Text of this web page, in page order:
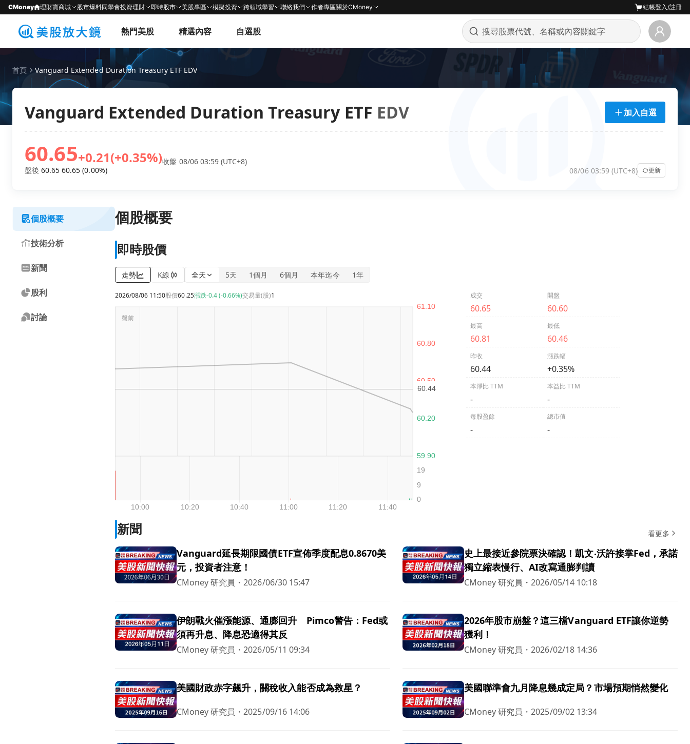
CMoney 理財寶商城 股市爆料同學會投資理財 即時股市 美股專區 模擬投資 跨領域學習 聯絡我們 作者專區關於CMoney 結帳登入/註冊
熱門美股 精選內容 自選股
首頁 Vanguard Extended Duration Treasury ETF EDV
Vanguard Extended Duration Treasury ETF EDV 加入自選
60.65+0.21(+0.35%)收盤 08/06 03:59 (UTC+8)
盤後60.6560.65(0.00%) 08/06 03:59 (UTC+8) 更新
個股概要
技術分析
新聞
股利
討論
個股概要
即時股價
走勢 K線 全天 5天 1個月 6個月 本年迄今 1年
2026/08/06 11:50股價60.25漲跌-0.4 (-0.66%)交易量(股)1 成交
60.65
開盤
60.60
最高
60.81
最低
60.46
昨收
60.44
漲跌幅
+0.35%
本淨比 TTM
-
本益比 TTM
-
每股盈餘
-
總市值
-
新聞 看更多
Vanguard延長期限國債ETF宣佈季度配息0.8670美
元，投資者注意！
CMoney 研究員 ・2026/06/30 15:47
史上最接近參院票決確認！凱文‧沃許接掌Fed，承諾
獨立縮表慢行、AI改寫通膨判讀
CMoney 研究員 ・2026/05/14 10:18
伊朗戰火催漲能源、通膨回升 Pimco警告：Fed或
須再升息、降息恐適得其反
CMoney 研究員 ・2026/05/11 09:34
2026年股市崩盤？這三檔Vanguard ETF讓你逆勢
獲利！
CMoney 研究員 ・2026/02/18 14:36
美國財政赤字飆升，關稅收入能否成為救星？
CMoney 研究員 ・2025/09/16 14:06
美國聯準會九月降息幾成定局？市場預期悄然變化
CMoney 研究員 ・2025/09/02 13:34